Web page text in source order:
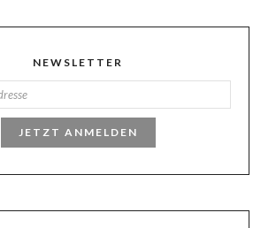
NEWSLETTER
JETZT ANMELDEN